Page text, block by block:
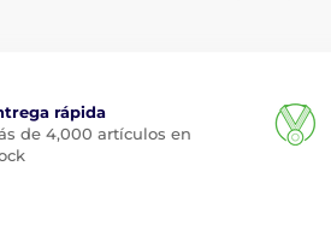
rápida
de 4,000 artículos en